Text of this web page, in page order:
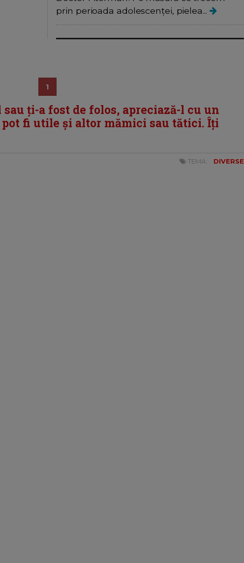
prin perioada adolescenței, pielea...
1
ți-a fost de folos, apreciază-l cu un
fi utile și altor mămici sau tătici. Îți
TEMA: DIVERSE